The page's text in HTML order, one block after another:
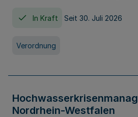
In Kraft Seit 30. Juli 2026
Verordnung
Nordrhein-Westfalen